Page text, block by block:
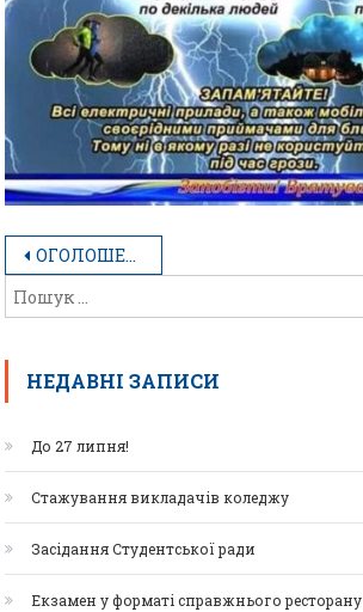
ОГОЛОШЕННЯ!!!
НЕДАВНІ ЗАПИСИ
До 27 липня!
Стажування викладачів коледжу
Засідання Студентської ради
Екзамен у форматі справжнього ресторану